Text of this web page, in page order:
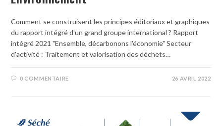
Comment se construisent les principes éditoriaux et graphiques
du rapport intégré d'un grand groupe international ? Rapport
intégré 2021 "Ensemble, décarbonons l'économie" Secteur
d'activité : Traitement et valorisation des déchets…
0 COMMENTAIRE 26 AVRIL 2022